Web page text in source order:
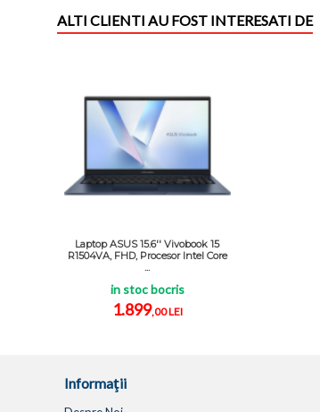
ALTI CLIENTI AU FOST INTERESATI DE
Laptop ASUS 15.6'' Vivobook 15
R1504VA, FHD, Procesor Intel Core
...
in stoc bocris
1.899,00 LEI
Informaţii